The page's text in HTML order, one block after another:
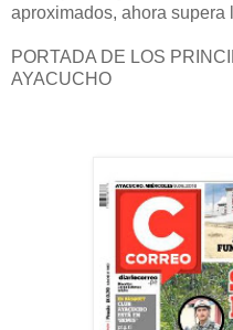
aproximados, ahora supera
PORTADA DE LOS
AYACUCHO